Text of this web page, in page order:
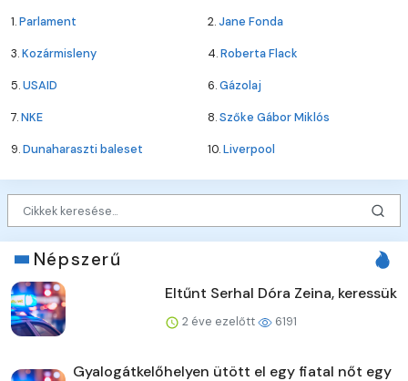
1.Parlament 2.Jane Fonda
3.Kozármisleny 4.Roberta Flack
5.USAID 6.Gázolaj
7.NKE 8.Szőke Gábor Miklós
9.Dunaharaszti baleset 10.Liverpool
Népszerű
Eltűnt Serhal Dóra Zeina, keressük
2 éve ezelőtt 6191
Gyalogátkelőhelyen ütött el egy fiatal nőt egy